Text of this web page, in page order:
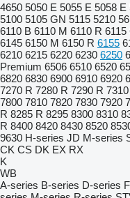
4650 5050 E 5055 E 5058 E
5100 5105 GN 5115 5210
6110 B 6110 M 6110 R 6115
6145 6150 M 6150 R 6155
6210 6215 6220 6230 6250
Premium 6506 6510 6520
6820 6830 6900 6910 6920
7270 R 7280 R 7290 R
7800 7810 7820 7830 7920
R 8285 R 8295 8300 8310
R 8400 8420 8430 8520
9630 H-series JD M-series
CK CS DK EX RX
K
WB
A-series B-series D-series